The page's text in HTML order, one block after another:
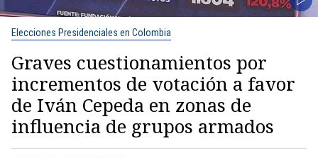
Elecciones Presidenciales en Colombia
Graves cuestionamientos por
incrementos de votación a favor
de Iván Cepeda en zonas de
influencia de grupos armados